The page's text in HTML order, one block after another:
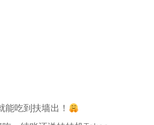
能吃到扶墙出！